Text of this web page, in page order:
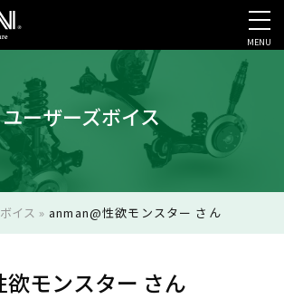
会社案内・採用・IR
MENU
ユーザーズボイス
イス » anman@性欲モンスター さん
モンスター さん